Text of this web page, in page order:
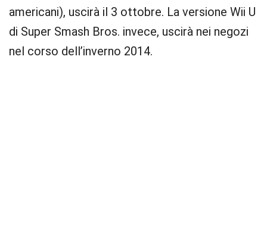
americani), uscirà il 3 ottobre. La versione Wii U
di Super Smash Bros. invece, uscirà nei negozi
nel corso dell’inverno 2014.